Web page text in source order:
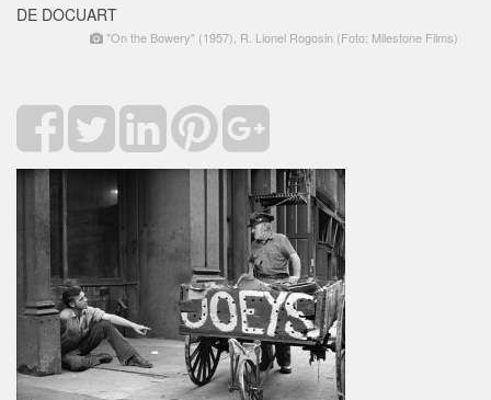
DE DOCUART
"On the Bowery" (1957), R. Lionel Rogosin (Foto: Milestone Films)